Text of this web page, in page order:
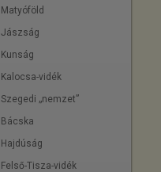
Matyóföld
Jászság
Kunság
Kalocsa-vidék
Szegedi „nemzet”
Bácska
Hajdúság
Felső-Tisza-vidék